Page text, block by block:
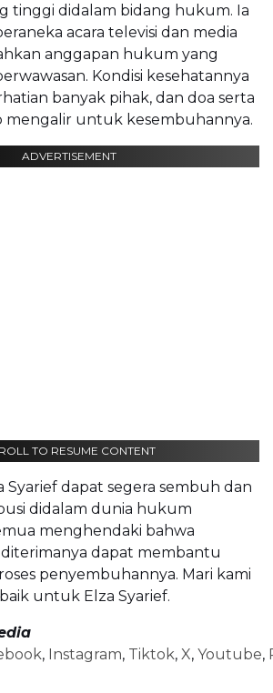
tinggi didalam bidang hukum. Ia
acara televisi dan media
anggapan hukum yang
Kondisi kesehatannya
banyak pihak, dan doa serta
mengalir untuk kesembuhannya.
ADVERTISEMENT
TO RESUME CONTENT
Syarief dapat segera sembuh dan
didalam dunia hukum
menghendaki bahwa
dapat membantu
penyembuhannya. Mari kami
untuk Elza Syarief.
, Instagram, Tiktok, X, Youtube,